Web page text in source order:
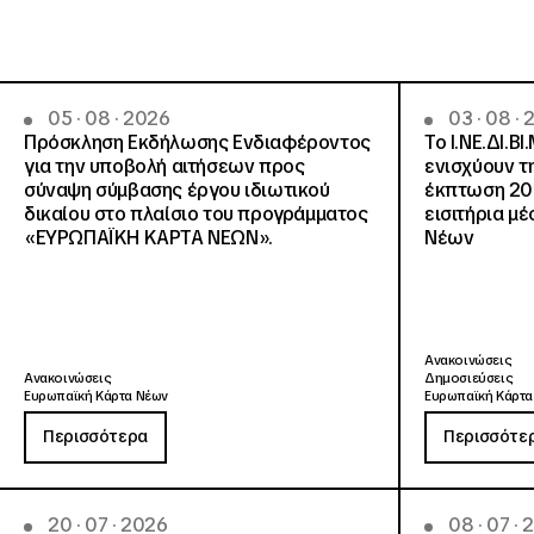
05 · 08 · 2026
Πρόσκληση Εκδήλωσης Ενδιαφέροντος
για την υποβολή αιτήσεων προς
σύναψη σύμβασης έργου ιδιωτικού
δικαίου στο πλαίσιο του προγράμματος
«ΕΥΡΩΠΑΪΚΗ ΚΑΡΤΑ ΝΕΩΝ».
Ανακοινώσεις
Ευρωπαϊκή Κάρτα Νέων
Περισσότερα
03 · 08 ·
Το
ενισχύουν
έκπτωση
εισιτήρια
Νέων
Ανακοινώσεις
Δημοσιεύσεις
Ευρωπαϊκή
20 · 07 · 2026
08 · 07 ·